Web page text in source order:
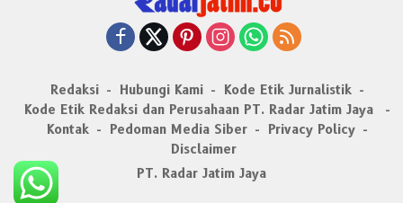
Redaksi Hubungi Kami
Kode Etik Jurnalistik
Kode Etik Redaksi dan Perusahaan PT. Radar Jatim Jaya
Kontak
Pedoman Media Siber
Privacy Policy
Disclaimer
PT. Radar Jatim Jaya